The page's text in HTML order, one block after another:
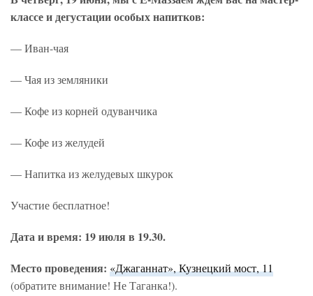
классе и дегустации особых напитков:
— Иван-чая
— Чая из земляники
— Кофе из корней одуванчика
— Кофе из желудей
— Напитка из желудевых шкурок
Участие бесплатное!
Дата и время: 19 июля в 19.30.
Место проведения: «Джаганнат», Кузнецкий мост, 11
(обратите внимание! Не Таганка!).